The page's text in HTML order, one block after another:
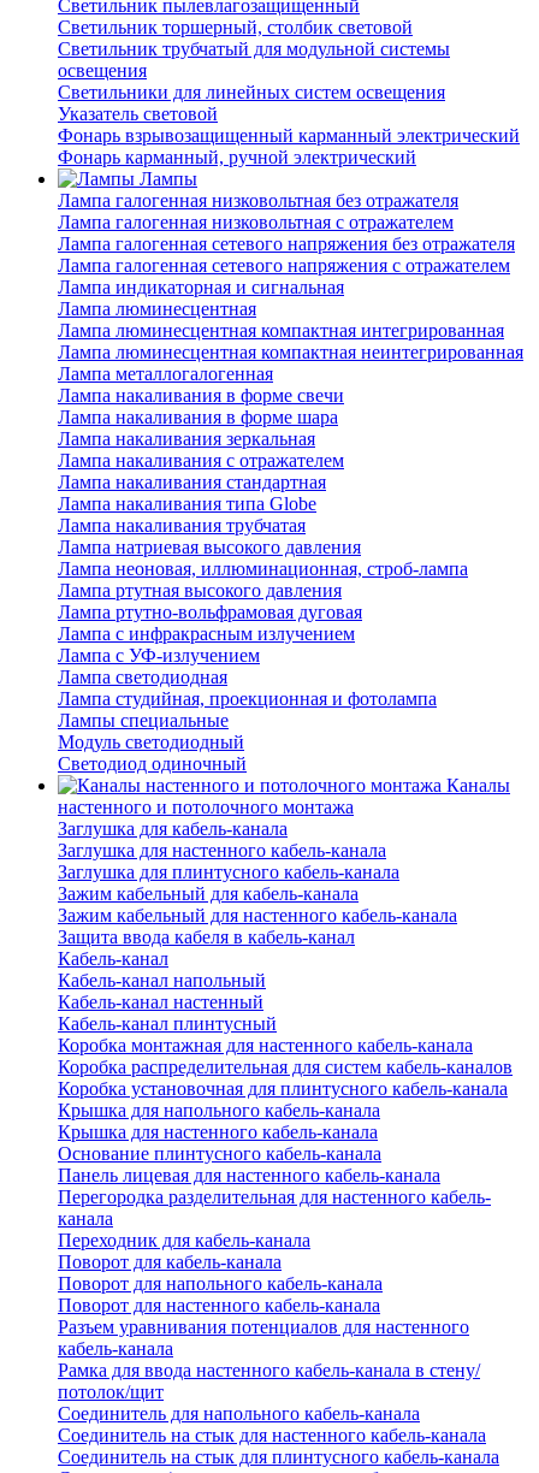
Светильник пылевлагозащищенный
Светильник торшерный, столбик световой
Светильник трубчатый для модульной системы
освещения
Светильники для линейных систем освещения
Указатель световой
Фонарь взрывозащищенный карманный электрический
Фонарь карманный, ручной электрический
Лампы
Лампа галогенная низковольтная без отражателя
Лампа галогенная низковольтная с отражателем
Лампа галогенная сетевого напряжения без отражателя
Лампа галогенная сетевого напряжения с отражателем
Лампа индикаторная и сигнальная
Лампа люминесцентная
Лампа люминесцентная компактная интегрированная
Лампа люминесцентная компактная неинтегрированная
Лампа металлогалогенная
Лампа накаливания в форме свечи
Лампа накаливания в форме шара
Лампа накаливания зеркальная
Лампа накаливания с отражателем
Лампа накаливания стандартная
Лампа накаливания типа Globe
Лампа накаливания трубчатая
Лампа натриевая высокого давления
Лампа неоновая, иллюминационная, строб-лампа
Лампа ртутная высокого давления
Лампа ртутно-вольфрамовая дуговая
Лампа с инфракрасным излучением
Лампа с УФ-излучением
Лампа светодиодная
Лампа студийная, проекционная и фотолампа
Лампы специальные
Модуль светодиодный
Светодиод одиночный
Каналы
настенного и потолочного монтажа
Заглушка для кабель-канала
Заглушка для настенного кабель-канала
Заглушка для плинтусного кабель-канала
Зажим кабельный для кабель-канала
Зажим кабельный для настенного кабель-канала
Защита ввода кабеля в кабель-канал
Кабель-канал
Кабель-канал напольный
Кабель-канал настенный
Кабель-канал плинтусный
Коробка монтажная для настенного кабель-канала
Коробка распределительная для систем кабель-каналов
Коробка установочная для плинтусного кабель-канала
Крышка для напольного кабель-канала
Крышка для настенного кабель-канала
Основание плинтусного кабель-канала
Панель лицевая для настенного кабель-канала
Перегородка разделительная для настенного кабель-
канала
Переходник для кабель-канала
Поворот для кабель-канала
Поворот для напольного кабель-канала
Поворот для настенного кабель-канала
Разъем уравнивания потенциалов для настенного
кабель-канала
Рамка для ввода настенного кабель-канала в стену/
потолок/щит
Соединитель для напольного кабель-канала
Соединитель на стык для настенного кабель-канала
Соединитель на стык для плинтусного кабель-канала